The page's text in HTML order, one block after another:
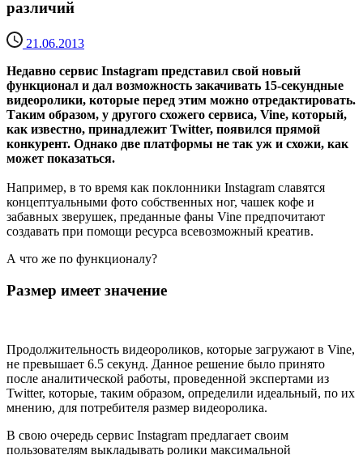
различий
21.06.2013
Недавно сервис Instagram представил свой новый
функционал и дал возможность закачивать 15-секундные
видеоролики, которые перед этим можно отредактировать.
Таким образом, у другого схожего сервиса, Vine, который,
как известно, принадлежит Twitter, появился прямой
конкурент. Однако две платформы не так уж и схожи, как
может показаться.
Например, в то время как поклонники Instagram славятся
концептуальными фото собственных ног, чашек кофе и
забавных зверушек, преданные фаны Vine предпочитают
создавать при помощи ресурса всевозможный креатив.
А что же по функционалу?
Размер имеет значение
Продолжительность видеороликов, которые загружают в Vine,
не превышает 6.5 секунд. Данное решение было принято
после аналитической работы, проведенной экспертами из
Twitter, которые, таким образом, определили идеальный, по их
мнению, для потребителя размер видеоролика.
В свою очередь сервис Instagram предлагает своим
пользователям выкладывать ролики максимальной